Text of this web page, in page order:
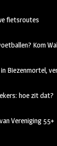
fietsroutes
Kom
Biezenmortel,
hoe zit dat?
Vereniging 55+